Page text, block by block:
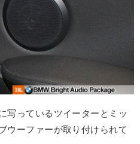
写っているツイーターとミッ
ウーファーが取り付けられて